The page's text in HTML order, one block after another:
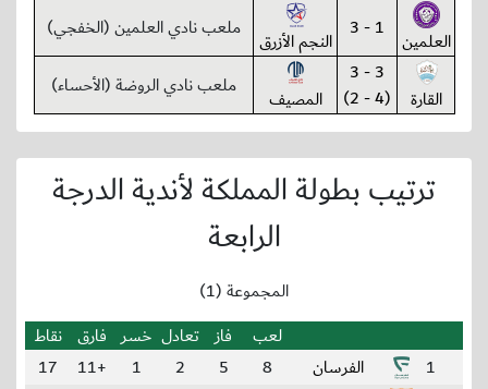
العلمين 1 - 3 النجم الأزرق ملعب نادي العلمين (الخفجي)
القارة
3 - 3
(4 - 2)
المصيف ملعب نادي الروضة (الأحساء)
ترتيب بطولة المملكة لأندية الدرجة
الرابعة
المجموعة (1)
لعب
فاز تعادل خسر فارق نقاط
1
الفرسان 8
5
2
1
+11
17